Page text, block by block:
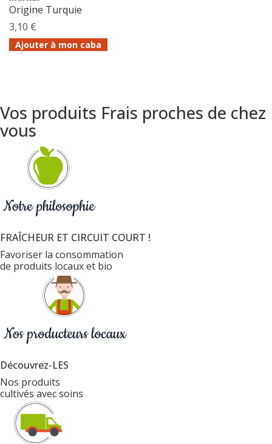
Origine Turquie
3,10 €
Ajouter à mon caba
Vos produits Frais proches de chez
vous
FRAÎCHEUR ET CIRCUIT COURT !
Favoriser la consommation
de produits locaux et bio
Découvrez-LES
Nos produits
cultivés avec soins